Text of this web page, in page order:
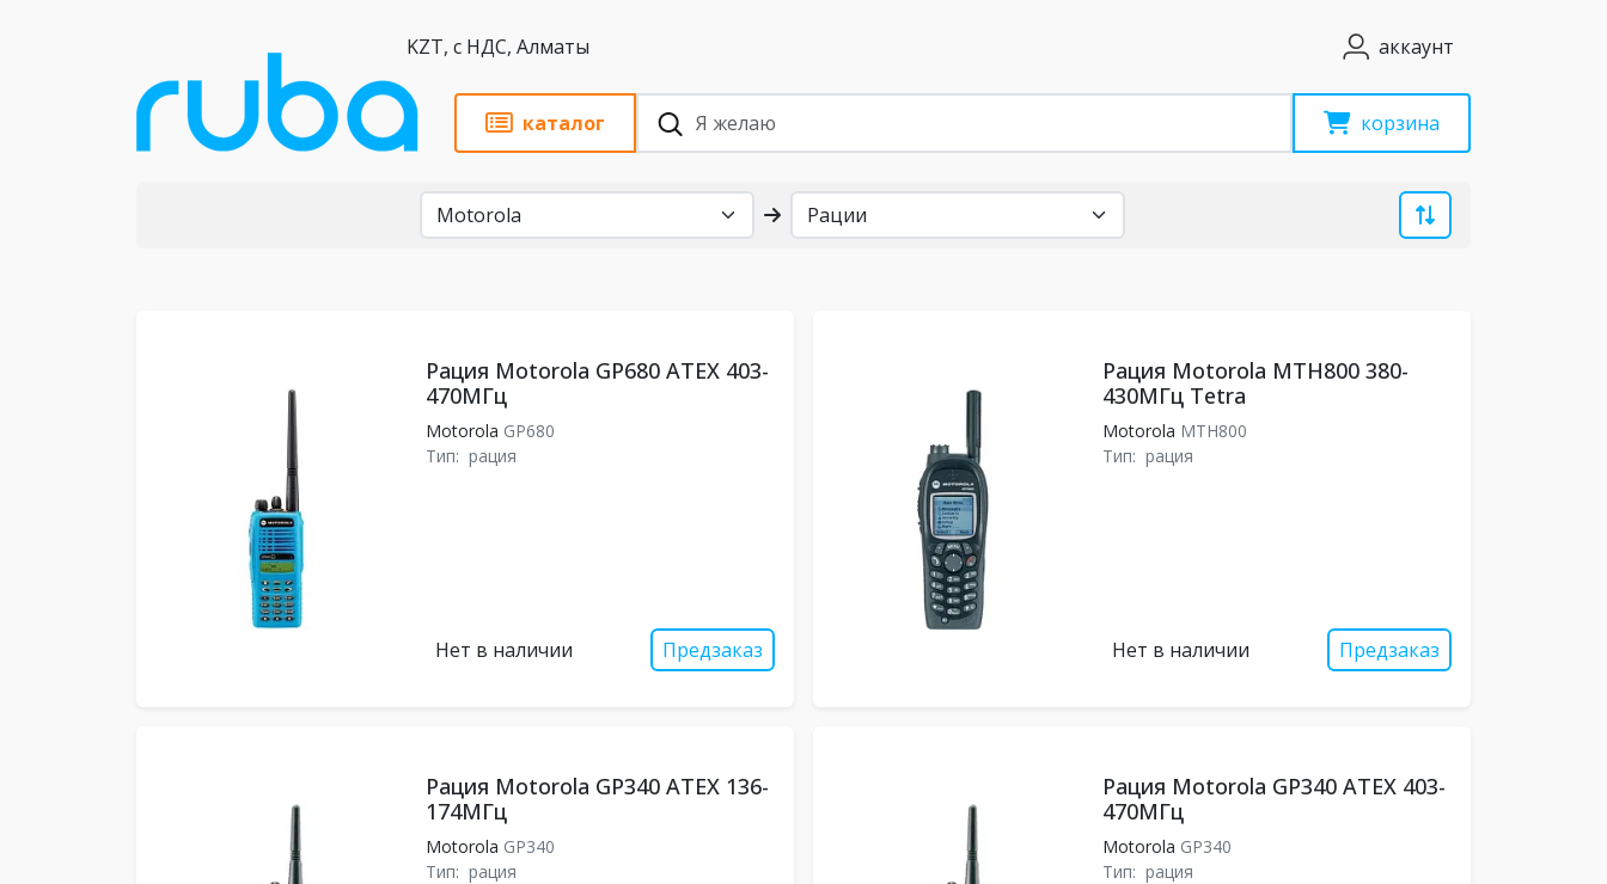
KZT, с НДС, Алматы аккаунт
каталог корзина
Рация Motorola GP680 ATEX 403-
470МГц
Motorola GP680
Тип: рация
Нет в наличии Предзаказ
Рация Motorola MTH800 380-
430МГц Tetra
Motorola MTH800
Тип: рация
Нет в наличии Предзаказ
Рация Motorola GP340 ATEX 136-
174MГц
Motorola GP340
Тип: рация
Рация Motorola GP340 ATEX 403-
470MГц
Motorola GP340
Тип: рация